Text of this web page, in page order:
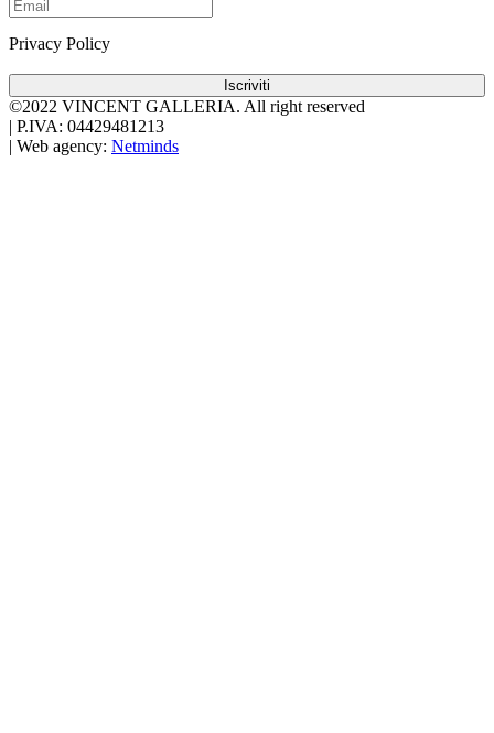
Privacy Policy
Iscriviti
©2022 VINCENT GALLERIA. All right reserved
P.IVA: 04429481213
Web agency: Netminds